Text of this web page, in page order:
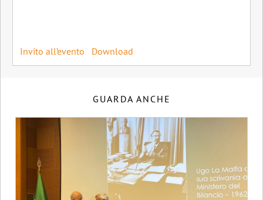
Invito all’evento Download
GUARDA ANCHE